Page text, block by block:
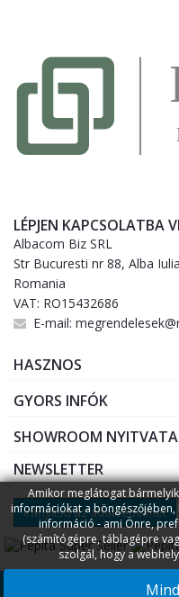
LÉPJEN KAPCSOLATBA
Albacom Biz SRL
Str Bucuresti nr 88, Alba
Romania
VAT: RO15432686
E-mail:
HASZNOS
GYORS INFÓK
SHOWROOM
NEWSLETTER
Irányítsd az adatvédelmet
Amikor meglátogat
információkat a
információ - ami Önre,
(számítógépre, táblagépre
szolgál, hogy a